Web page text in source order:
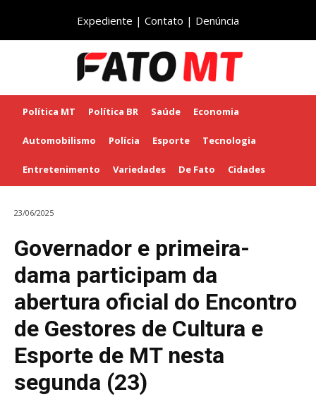
Expediente | Contato | Denúncia
Política MT Política BR Saúde Economia
Automobilismo Polícia Esporte Tecnologia
Entretenimento Variedades De Fato Cidades
23/06/2025
Governador e primeira-
dama participam da
abertura oficial do Encontro
de Gestores de Cultura e
Esporte de MT nesta
segunda (23)